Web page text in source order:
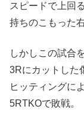
スピードで上回
持ちのこもった
しかしこの試合
3Rにカットした
ヒッティングに
5RTKOで敗戦。